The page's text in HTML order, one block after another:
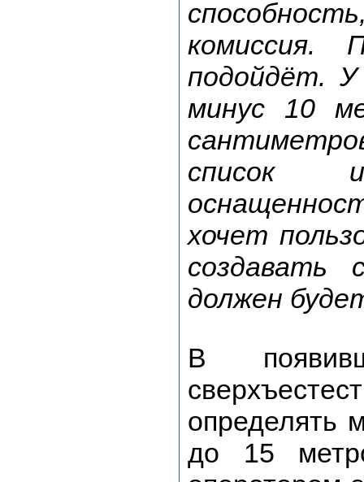
подойдёт.
минус 10
список
хочет
создавать
должен
В
определять
до 15